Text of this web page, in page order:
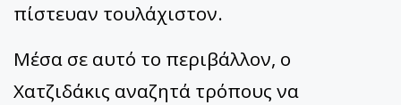
πίστευαν τουλάχιστον.
Μέσα σε αυτό το περιβάλλον, ο
Χατζιδάκις αναζητά τρόπους να